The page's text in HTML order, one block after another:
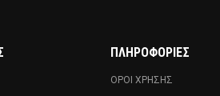
ΠΛΗΡΟΦΟΡΙΕΣ
ΟΡΟΙ ΧΡΗΣΗΣ